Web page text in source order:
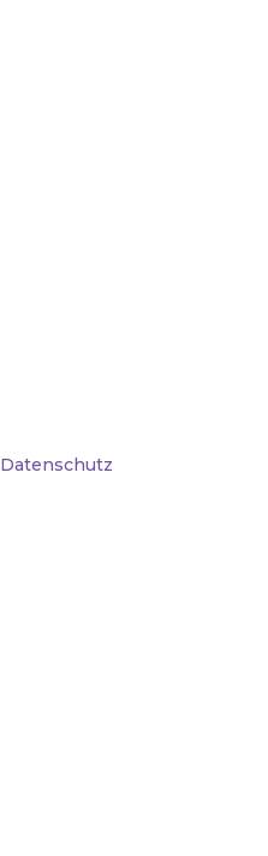
Datenschutz